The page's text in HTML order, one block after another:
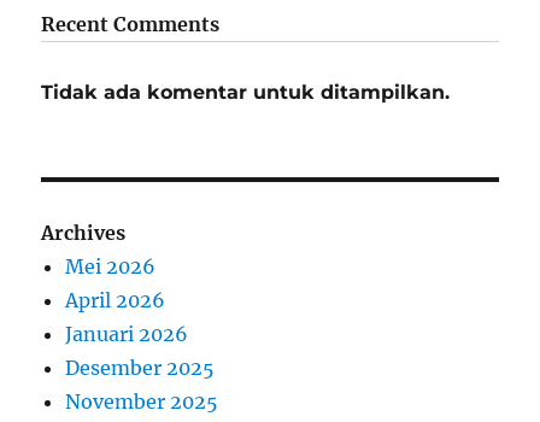
Recent Comments
Tidak ada komentar untuk ditampilkan.
Archives
Mei 2026
April 2026
Januari 2026
Desember 2025
November 2025